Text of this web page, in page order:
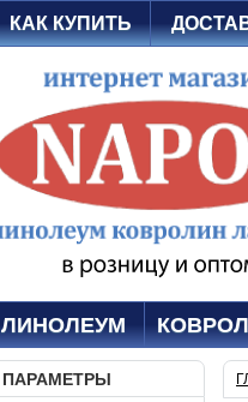
КАК КУПИТЬ
ЛИНОЛЕУМ
ПАРАМЕТРЫ